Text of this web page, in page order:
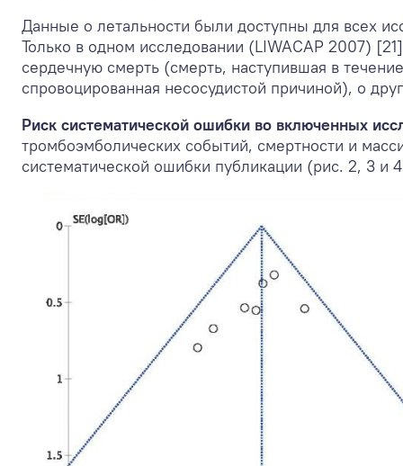
Данные о летальности были доступны для всех
Только в одном исследовании (LIWACAP 2007)
сердечную смерть (смерть, наступившая в
спровоцированная несосудистой причиной), о
Риск систематической ошибки во включенных
тромбоэмболических событий, смертности и
систематической ошибки публикации (рис. 2, 3 и